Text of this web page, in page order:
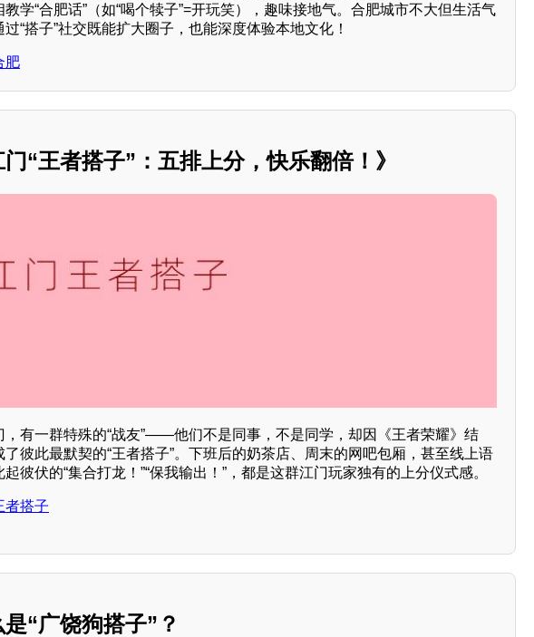
学“合肥话”（如“喝个犊子”=开玩笑），趣味接地气。合肥城市不大但生活气
过“搭子”社交既能扩大圈子，也能深度体验本地文化！
肥
门“王者搭子”：五排上分，快乐翻倍！》
，有一群特殊的“战友”——他们不是同事，不是同学，却因《王者荣耀》结
了彼此最默契的“王者搭子”。下班后的奶茶店、周末的网吧包厢，甚至线上语
起彼伏的“集合打龙！”“保我输出！”，都是这群江门玩家独有的上分仪式感。
者搭子
“广饶狗搭子”？